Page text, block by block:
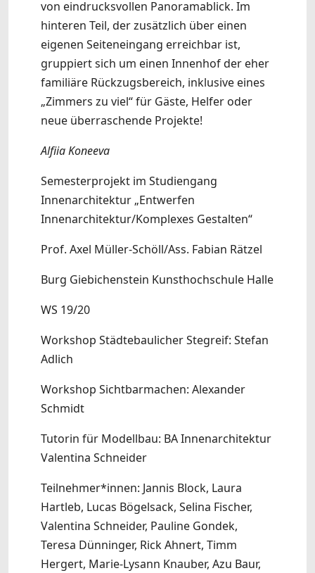
von eindrucksvollen Panoramablick. Im
hinteren Teil, der zusätzlich über einen
eigenen Seiteneingang erreichbar ist,
gruppiert sich um einen Innenhof der eher
familiäre Rückzugsbereich, inklusive eines
„Zimmers zu viel“ für Gäste, Helfer oder
neue überraschende Projekte!
Alfiia Koneeva
Semesterprojekt im Studiengang
Innenarchitektur „Entwerfen
Innenarchitektur/Komplexes Gestalten“
Prof. Axel Müller-Schöll/Ass. Fabian Rätzel
Burg Giebichenstein Kunsthochschule Halle
WS 19/20
Workshop Städtebaulicher Stegreif: Stefan
Adlich
Workshop Sichtbarmachen: Alexander
Schmidt
Tutorin für Modellbau: BA Innenarchitektur
Valentina Schneider
Teilnehmer*innen: Jannis Block, Laura
Hartleb, Lucas Bögelsack, Selina Fischer,
Valentina Schneider, Pauline Gondek,
Teresa Dünninger, Rick Ahnert, Timm
Hergert, Marie-Lysann Knauber, Azu Baur,